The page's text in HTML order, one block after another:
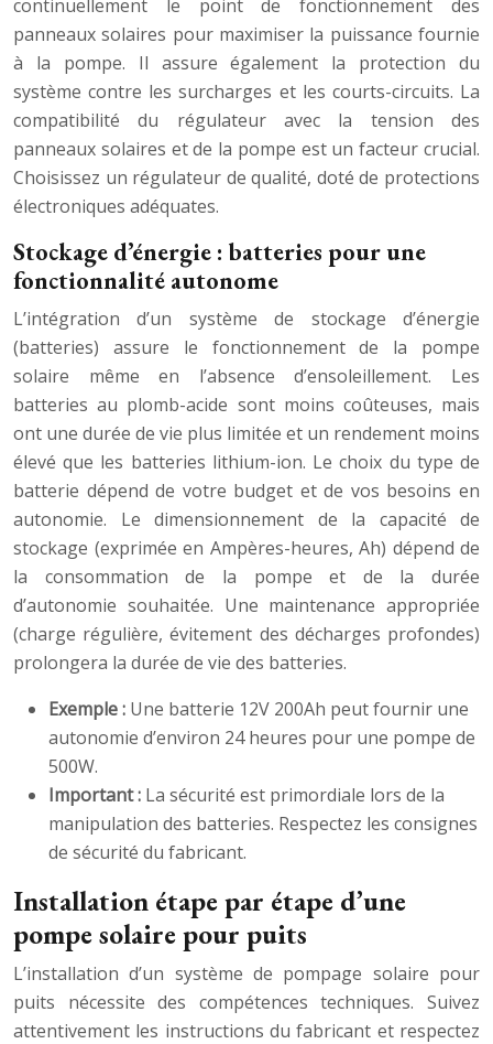
continuellement le point de fonctionnement des
panneaux solaires pour maximiser la puissance fournie
à la pompe. Il assure également la protection du
système contre les surcharges et les courts-circuits. La
compatibilité du régulateur avec la tension des
panneaux solaires et de la pompe est un facteur crucial.
Choisissez un régulateur de qualité, doté de protections
électroniques adéquates.
Stockage d’énergie : batteries pour une
fonctionnalité autonome
L’intégration d’un système de stockage d’énergie
(batteries) assure le fonctionnement de la pompe
solaire même en l’absence d’ensoleillement. Les
batteries au plomb-acide sont moins coûteuses, mais
ont une durée de vie plus limitée et un rendement moins
élevé que les batteries lithium-ion. Le choix du type de
batterie dépend de votre budget et de vos besoins en
autonomie. Le dimensionnement de la capacité de
stockage (exprimée en Ampères-heures, Ah) dépend de
la consommation de la pompe et de la durée
d’autonomie souhaitée. Une maintenance appropriée
(charge régulière, évitement des décharges profondes)
prolongera la durée de vie des batteries.
Exemple : Une batterie 12V 200Ah peut fournir une
autonomie d’environ 24 heures pour une pompe de
500W.
Important : La sécurité est primordiale lors de la
manipulation des batteries. Respectez les consignes
de sécurité du fabricant.
Installation étape par étape d’une
pompe solaire pour puits
L’installation d’un système de pompage solaire pour
puits nécessite des compétences techniques. Suivez
attentivement les instructions du fabricant et respectez